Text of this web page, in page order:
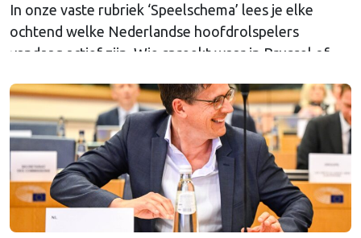
In onze vaste rubriek ‘Speelschema’ lees je elke
ochtend welke Nederlandse hoofdrolspelers
vandaag actief zijn. Wie spreekt waar in Brussel of
agenda?